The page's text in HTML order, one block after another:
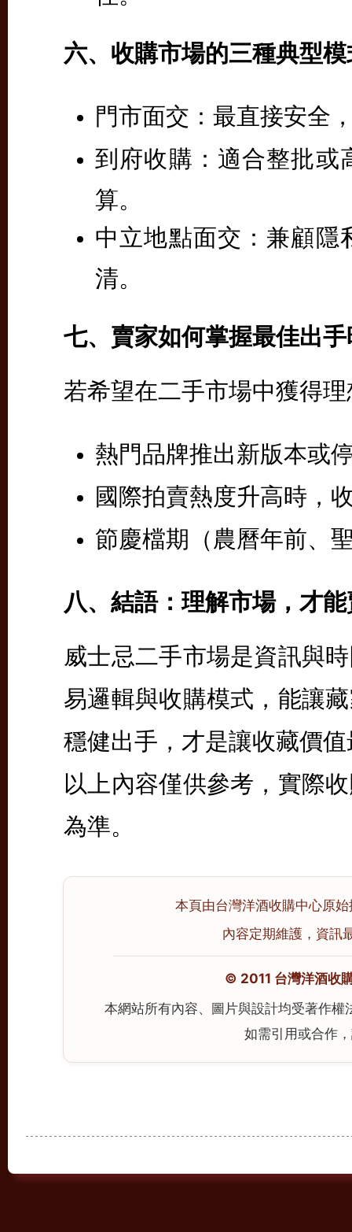
六、收購市場的三種典型
門市面交： 最直接安全
到府收購： 適合整批或
算。
中立地點面交： 兼顧隱
清。
七、賣家如何掌握最佳出
若希望在二手市場中獲得
熱門品牌推出新版本或
國際拍賣熱度升高時，
節慶檔期（農曆年前、
八、結語：理解市場，才
威士忌二手市場是資訊與
易邏輯與收購模式，能讓
穩健出手，才是讓收藏價
以上內容僅供參考，實際
為準。
本頁由台灣洋酒收購中心原
內容定期維護，資訊
© 2011 台灣洋酒收
本網站所有內容、圖片與設計均受著作
如需引用或合作